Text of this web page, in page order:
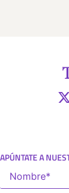
APÚNTATE A